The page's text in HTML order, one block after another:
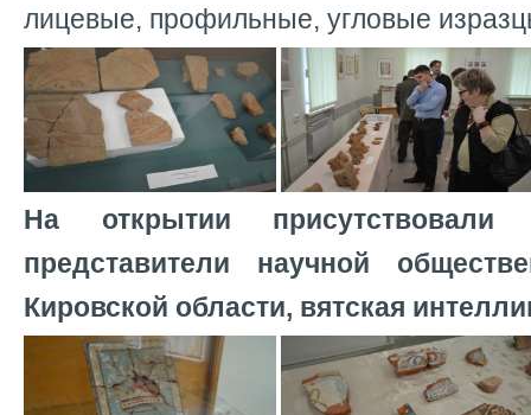
лицевые, профильные, угловые
На открытии присутствовали
представители научной
Кировской области, вятская